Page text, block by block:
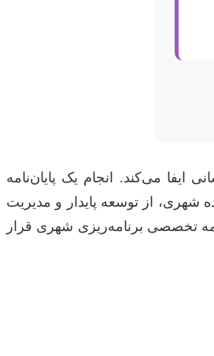
می‌کند. انجام یک پایان‌نامه
از توسعه پایدار و مدیریت
تخصصی برنامه‌ریزی شهری قرار